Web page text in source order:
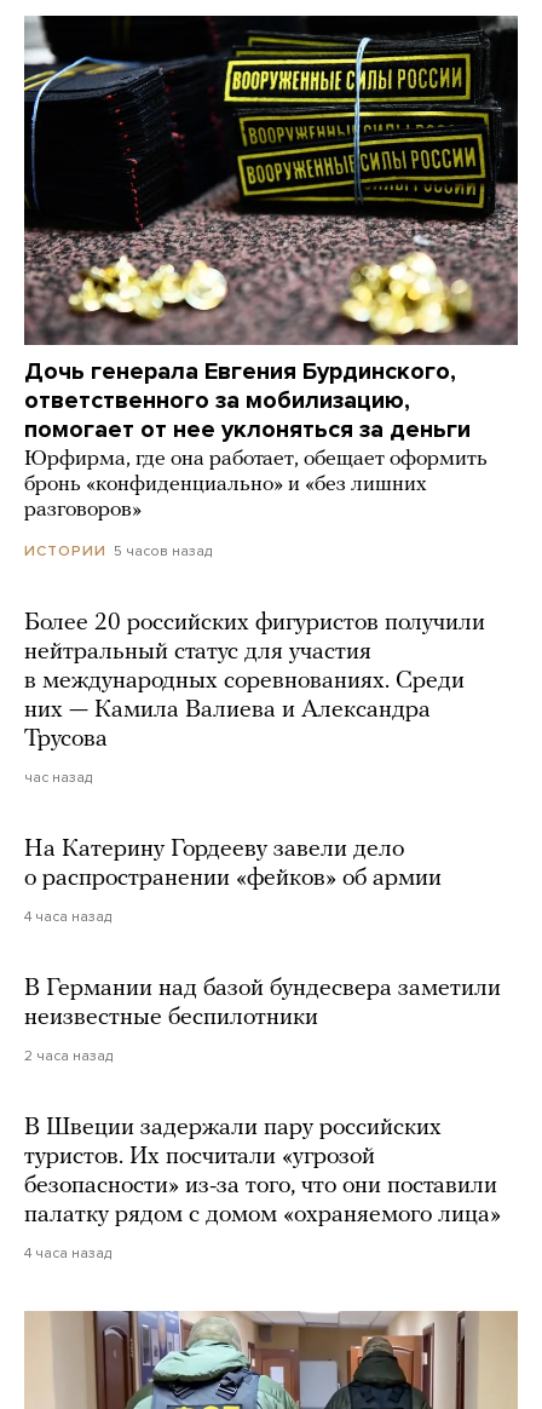
Дочь генерала Евгения Бурдинского,
ответственного за мобилизацию,
помогает от нее уклоняться за деньги
Юрфирма, где она работает, обещает оформить
бронь «конфиденциально» и «без лишних
разговоров»
ИСТОРИИ 5 часов назад
Более 20 российских фигуристов получили
нейтральный статус для участия
в международных соревнованиях. Среди
них — Камила Валиева и Александра
Трусова
час назад
На Катерину Гордееву завели дело
о распространении «фейков» об армии
4 часа назад
В Германии над базой бундесвера заметили
неизвестные беспилотники
2 часа назад
В Швеции задержали пару российских
туристов. Их посчитали «угрозой
безопасности» из-за того, что они поставили
палатку рядом с домом «охраняемого лица»
4 часа назад